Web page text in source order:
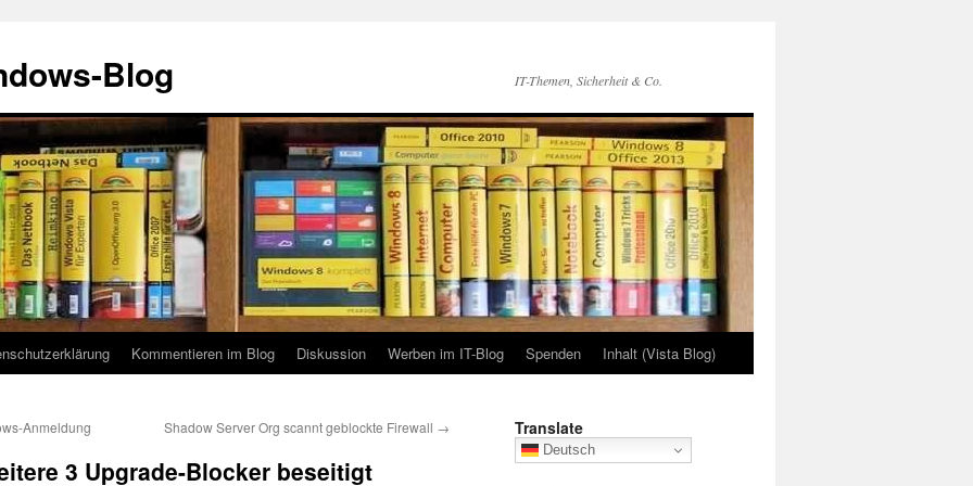
Blog IT-Themen, Sicherheit & Co.
Kommentieren im Blog Diskussion Werben im IT-Blog Spenden Inhalt (Vista Blog)
Anmeldung Shadow Server Org scannt geblockte Firewall →
3 Upgrade-Blocker beseitigt
Translate
Deutsch